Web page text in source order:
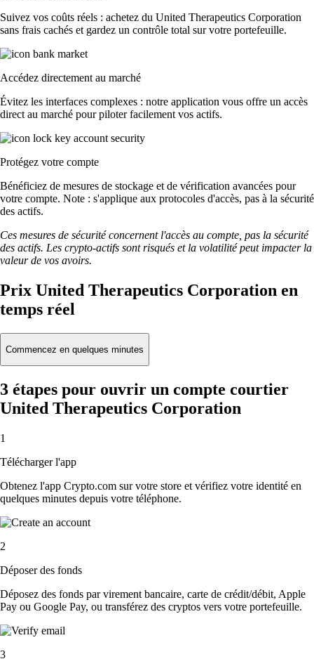
Suivez vos coûts réels : achetez du United Therapeutics Corporation
sans frais cachés et gardez un contrôle total sur votre portefeuille.
Accédez directement au marché
Évitez les interfaces complexes : notre application vous offre un accès
direct au marché pour piloter facilement vos actifs.
Protégez votre compte
Bénéficiez de mesures de stockage et de vérification avancées pour
votre compte. Note : s'applique aux protocoles d'accès, pas à la sécurité
des actifs.
Ces mesures de sécurité concernent l'accès au compte, pas la sécurité
des actifs. Les crypto-actifs sont risqués et la volatilité peut impacter la
valeur de vos avoirs.
Prix United Therapeutics Corporation en
temps réel
Commencez en quelques minutes
3 étapes pour ouvrir un compte courtier
United Therapeutics Corporation
1
Télécharger l'app
Obtenez l'app Crypto.com sur votre store et vérifiez votre identité en
quelques minutes depuis votre téléphone.
2
Déposer des fonds
Déposez des fonds par virement bancaire, carte de crédit/débit, Apple
Pay ou Google Pay, ou transférez des cryptos vers votre portefeuille.
3